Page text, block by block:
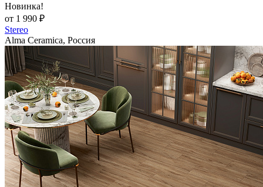
Новинка!
от 1 990 ₽
Stereo
Alma Ceramica, Россия